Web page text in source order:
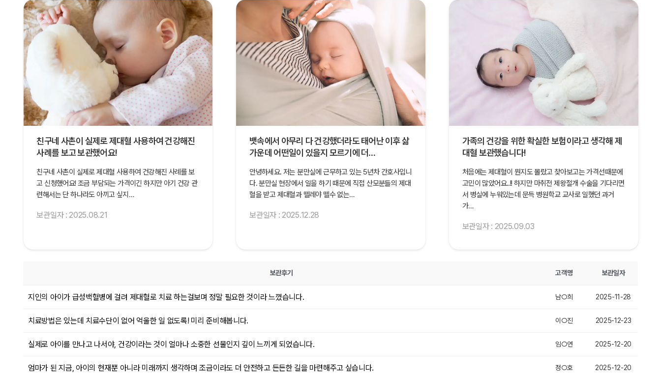
뱃속에서 아무리 다 건강했더라도 태어난 이후 삶
가운데 어떤일이 있을지 모르기에 더…
안녕하세요. 저는 분만실에 근무하고 있는 5년차 간호사입니
다. 분만실 현장에서 일을 하기 때문에 직접 산모분들의 제대
혈을 받고 제대혈과 뗄레야 뗄수 없는…
보관일자 : 2025.12.28
가족의 건강을 위한 확실한 보험이라고 생각해 제
대혈 보관했습니다!
처음에는 제대혈이 뭔지도 몰랐고 찾아보고는 가격선때문에
고민이 많았어요..!! 하지만 마취전 제왕절개 수술을 기다리면
서 병실에 누워있는데 문득 병원학교 교사로 일했던 과거
지금의 비용보다 미래의 가능성에 의미를 두고 결
정하게 되었습니다.
저희의 첫 아기 ＯＯ이가 태어나면서 제대혈을 보관하게 된
이유는, 무엇보다 아이가 평생 건강하고 행복하게 자라길 바
라는 마음 때문입니다. 가장 바라는…
보관후기 고객명 보관일자
지인의 아이가 급성백혈병에 걸려 제대혈로 치료 하는걸보며 정말 필요한 것이라 느꼈습니다. 남○희 2025-11-28
치료방법은 있는데 치료수단이 없어 억울한 일 없도록! 미리 준비해봅니다. 이○진 2025-12-23
실제로 아이를 만나고 나서야, 건강이라는 것이 얼마나 소중한 선물인지 깊이 느끼게 되었습니다. 임○연 2025-12-20
엄마가 된 지금, 아이의 현재뿐 아니라 미래까지 생각하며 조금이라도 더 안전하고 든든한 길을 마련해주고 싶습니다. 정○호 2025-12-20